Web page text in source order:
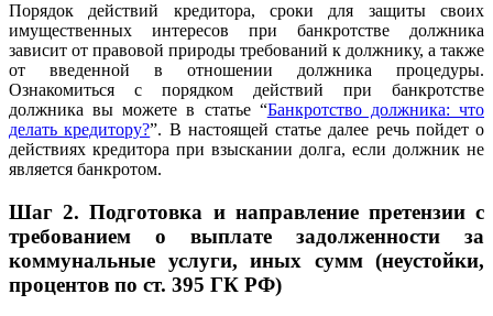
Порядок действий кредитора, сроки для защиты своих
имущественных интересов при банкротстве должника
зависит от правовой природы требований к должнику, а также
от введенной в отношении должника процедуры.
Ознакомиться с порядком действий при банкротстве
должника вы можете в статье “Банкротство должника: что
делать кредитору?”. В настоящей статье далее речь пойдет о
действиях кредитора при взыскании долга, если должник не
является банкротом.
Шаг 2. Подготовка и направление претензии с
требованием о выплате задолженности за
коммунальные услуги, иных сумм (неустойки,
процентов по ст. 395 ГК РФ)